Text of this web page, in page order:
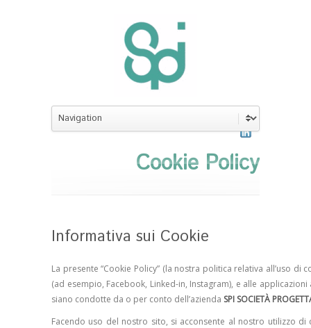
Cookie Policy
Informativa sui Cookie
La presente “Cookie Policy” (la nostra politica relativa all’uso
(ad esempio, Facebook, Linked-in, Instagram), e alle
siano condotte da o per conto dell’azienda SPI SOCIETÀ
Facendo uso del nostro sito, si acconsente al nostro utilizzo